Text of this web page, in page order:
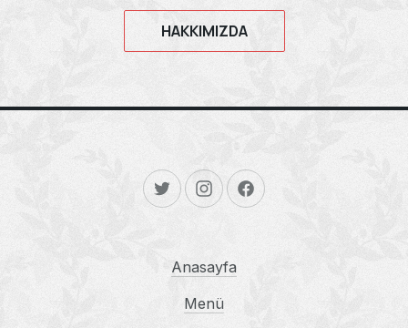
HAKKIMIZDA
New Window
New WindowNew Window
Anasayfa
Menü